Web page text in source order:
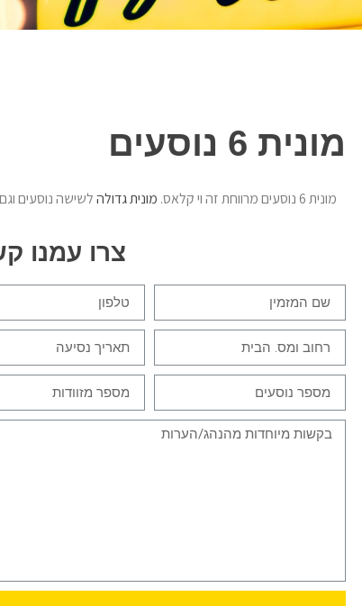
מונית 6 נוסעים
מונית 6 נוסעים מרווחת זה וי קלאס. מונית גדולהלשישה נוסעים
צרו עמנו